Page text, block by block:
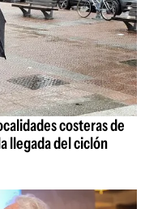
costeras de
llegada del ciclón